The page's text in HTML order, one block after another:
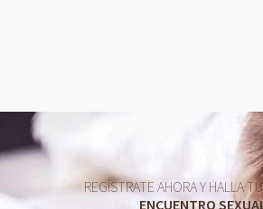
REGÍSTRATE AHORA Y HALLA
ENCUENTRO